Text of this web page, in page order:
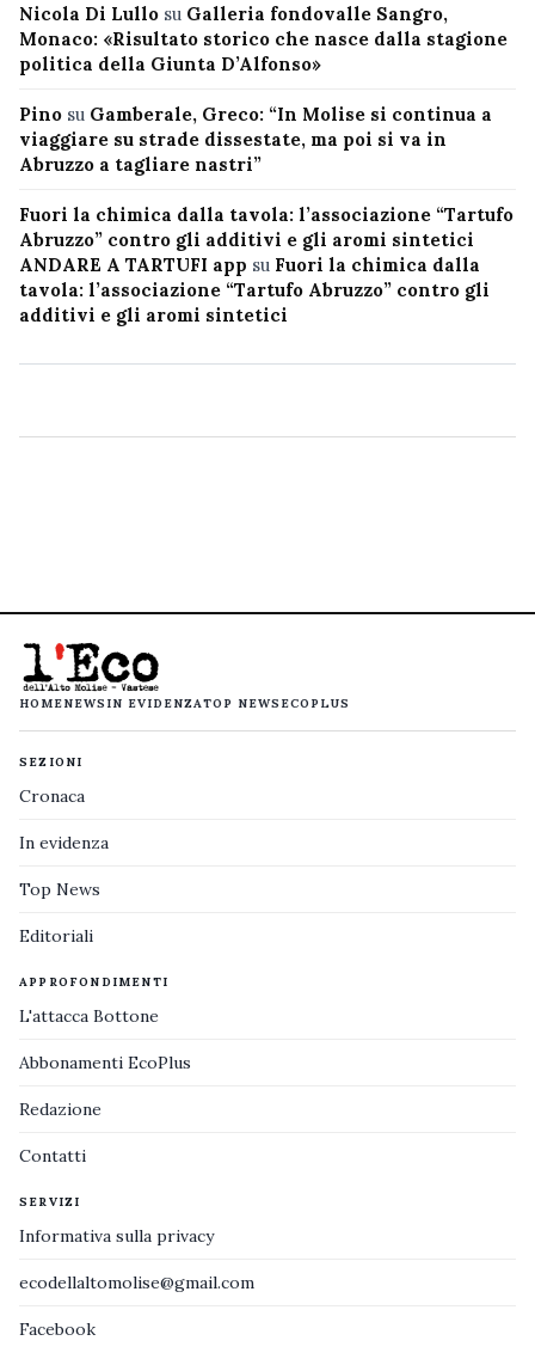
Nicola Di Lullo su Galleria fondovalle Sangro,
Monaco: «Risultato storico che nasce dalla stagione
politica della Giunta D’Alfonso»
Pino su Gamberale, Greco: “In Molise si continua a
viaggiare su strade dissestate, ma poi si va in
Abruzzo a tagliare nastri”
Fuori la chimica dalla tavola: l’associazione “Tartufo
Abruzzo” contro gli additivi e gli aromi sintetici
ANDARE A TARTUFI app su Fuori la chimica dalla
tavola: l’associazione “Tartufo Abruzzo” contro gli
additivi e gli aromi sintetici
HOMENEWS IN EVIDENZATOP NEWS ECOPLUS
SEZIONI
Cronaca
In evidenza
Top News
Editoriali
APPROFONDIMENTI
L'attacca Bottone
Abbonamenti EcoPlus
Redazione
Contatti
SERVIZI
Informativa sulla privacy
ecodellaltomolise@gmail.com
Facebook